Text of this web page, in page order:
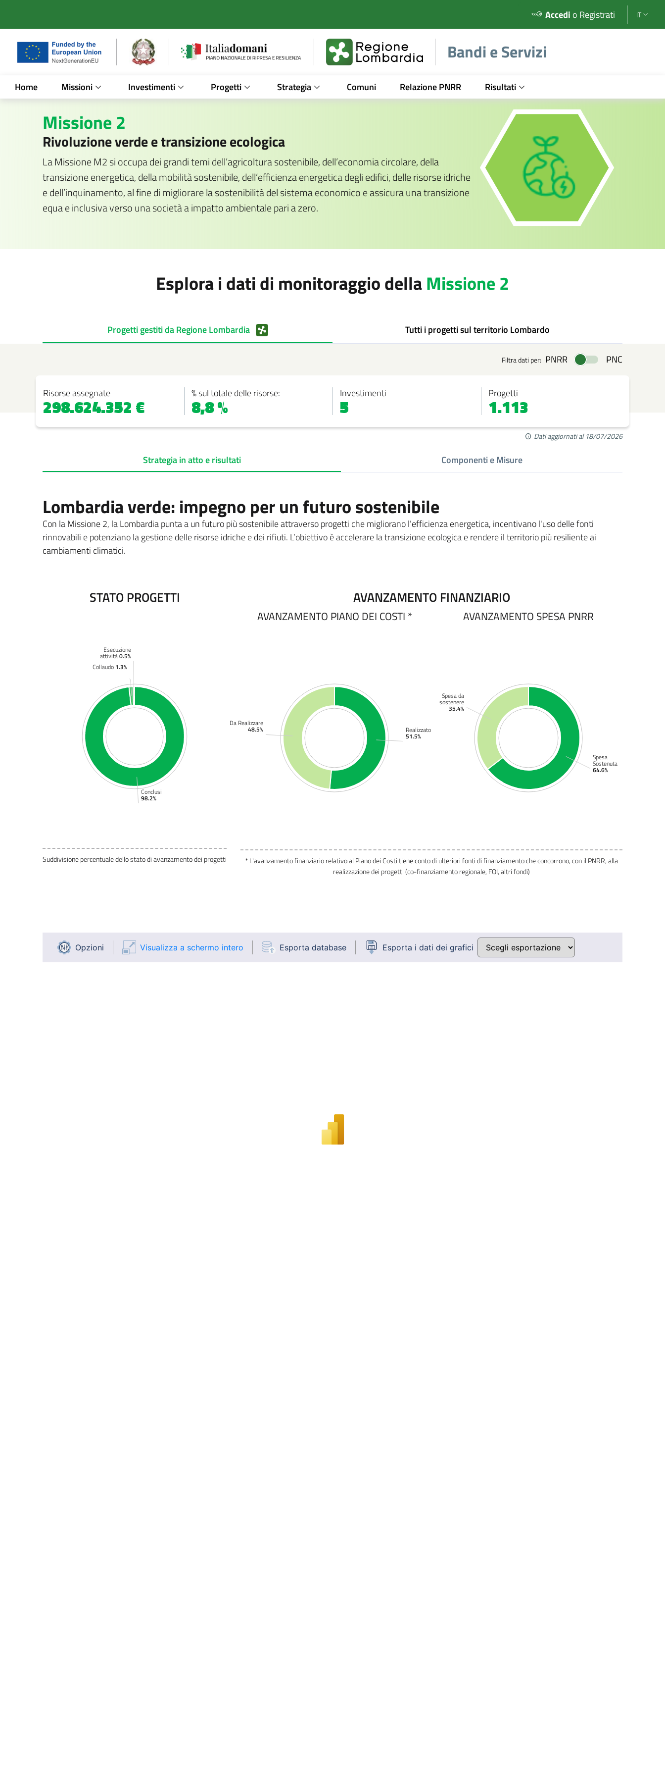
Accedi o Registrati IT
Bandi e Servizi
Home Missioni Investimenti Progetti Strategia Comuni Relazione PNRR Risultati
Missione 2
Missione 2
Rivoluzione verde e transizione ecologica
La Missione M2 si occupa dei grandi temi dell’agricoltura sostenibile, dell’economia circolare, della
transizione energetica, della mobilità sostenibile, dell’efficienza energetica degli edifici, delle risorse idriche
e dell’inquinamento, al fine di migliorare la sostenibilità del sistema economico e assicura una transizione
equa e inclusiva verso una società a impatto ambientale pari a zero.
Esplora i dati di monitoraggio dellaMissione 2
Progetti gestiti da Regione Lombardia Tutti i progettisul territorio Lombardo
Filtra dati per: PNRR PNC
Risorse assegnate
298.624.352 €
% sul totale delle risorse:
8,8 %
Investimenti
5
Progetti
1.113
Dati aggiornati al 18/07/2026
Strategia in atto e risultati Componentie Misure
Lombardia verde: impegno per un futuro sostenibile
Con la Missione 2, la Lombardia punta a un futuro più sostenibile attraverso progetti che migliorano l’efficienza energetica, incentivano l'uso delle fonti
rinnovabili e potenziano la gestione delle risorse idriche e dei rifiuti. L’obiettivo è accelerare la transizione ecologica e rendere il territorio più resiliente ai
cambiamenti climatici.
STATO PROGETTI
Esecuzione
attività0.5%
Collaudo 1.3%
Conclusi
98.2%
Suddivisione percentuale dello stato di avanzamento dei progetti
AVANZAMENTO FINANZIARIO
AVANZAMENTO PIANO DEI COSTI *
Da Realizzare
48.5% Realizzato
51.5%
AVANZAMENTO SPESA PNRR
Spesa da
sostenere
35.4%
Spesa
Sostenuta
64.6%
* L'avanzamento finanziario relativo al Piano dei Costi tiene conto di ulteriori fonti di finanziamento che concorrono, con il PNRR, alla
realizzazione dei progetti (co-finanziamento regionale, FOI, altri fondi)